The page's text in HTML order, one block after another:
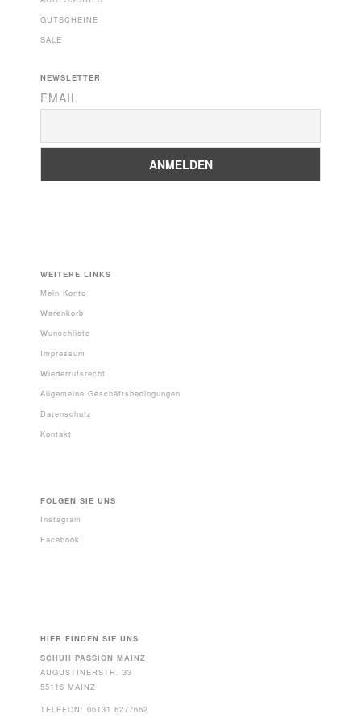
GUTSCHEINE
SALE
NEWSLETTER
EMAIL
WEITERE LINKS
Mein Konto
Warenkorb
Wunschliste
Impressum
Wiederrufsrecht
Allgemeine Geschäftsbedingungen
Datenschutz
Kontakt
FOLGEN SIE UNS
Instagram
Facebook
HIER FINDEN SIE UNS
SCHUH PASSION MAINZ
AUGUSTINERSTR. 33
55116 MAINZ
TELEFON: 06131 6277662